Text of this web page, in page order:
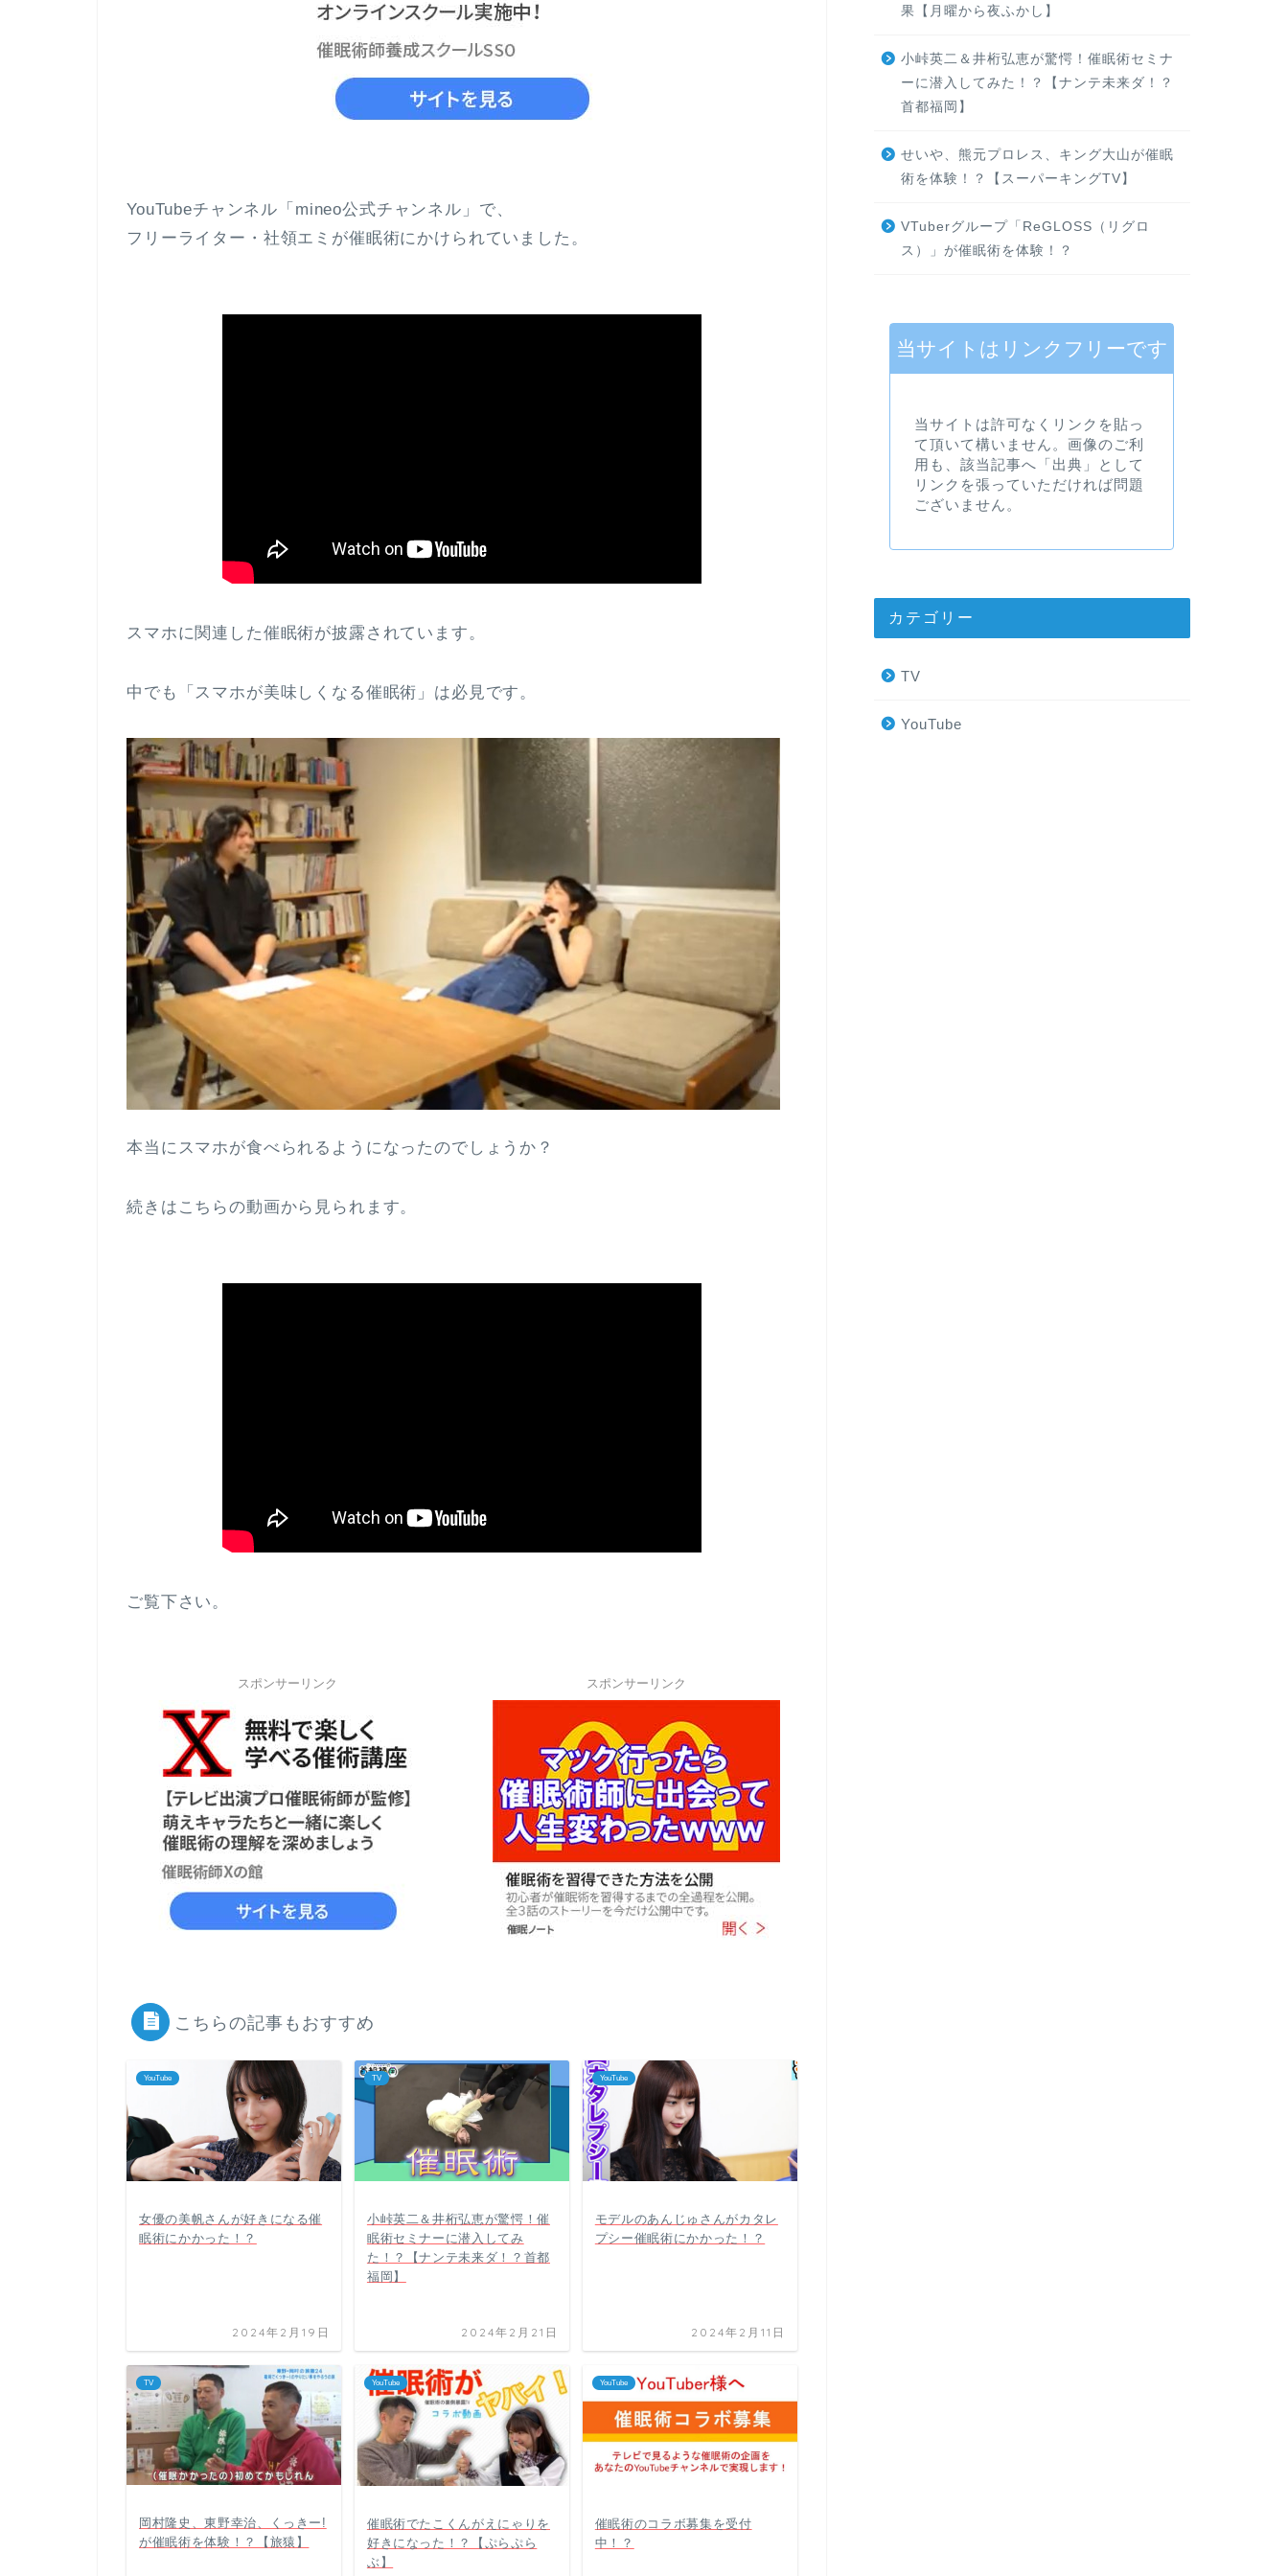
YouTubeチャンネル「mineo公式チャンネル」で、
フリーライター・社領エミが催眠術にかけられていました。
スマホに関連した催眠術が披露されています。
中でも「スマホが美味しくなる催眠術」は必見です。
本当にスマホが食べられるようになったのでしょうか？
続きはこちらの動画から見られます。
ご覧下さい。
スポンサーリンク スポンサーリンク
こちらの記事もおすすめ
YouTube
女優の美帆さんが好きになる催
眠術にかかった！？
2024年2月19日
TV
小峠英二＆井桁弘恵が驚愕！催
眠術セミナーに潜入してみ
た！？【ナンテ未来ダ！？首都
福岡】
2024年2月21日
YouTube
モデルのあんじゅさんがカタレ
プシー催眠術にかかった！？
2024年2月11日
TV
岡村隆史、東野幸治、くっきー!
が催眠術を体験！？【旅猿】
YouTube
催眠術でたこくんがえにゃりを
好きになった！？【ぷらぷら
ぶ】
YouTube
催眠術のコラボ募集を受付
中！？
果【月曜から夜ふかし】
小峠英二＆井桁弘恵が驚愕！催眠術セミナ
ーに潜入してみた！？【ナンテ未来ダ！？
首都福岡】
せいや、熊元プロレス、キング大山が催眠
術を体験！？【スーパーキングTV】
VTuberグループ「ReGLOSS（リグロ
ス）」が催眠術を体験！？
当サイトはリンクフリーです
当サイトは許可なくリンクを貼っ
て頂いて構いません。画像のご利
用も、該当記事へ「出典」として
リンクを張っていただければ問題
ございません。
カテゴリー
TV
YouTube